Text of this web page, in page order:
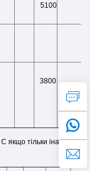
5100
3800
C якщо тільки інакше